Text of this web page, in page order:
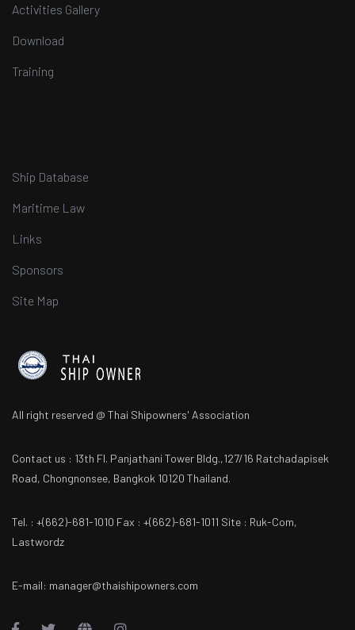
Activities Gallery
Download
Training
Ship Database
Maritime Law
Links
Sponsors
Site Map
All right reserved @ Thai Shipowners' Association
Contact us : 13th Fl. Panjathani Tower Bldg.,127/16 Ratchadapisek
Road, Chongnonsee, Bangkok 10120 Thailand.
Tel. : +(662)-681-1010 Fax : +(662)-681-1011 Site : Ruk-Com,
Lastwordz
E-mail: manager@thaishipowners.com